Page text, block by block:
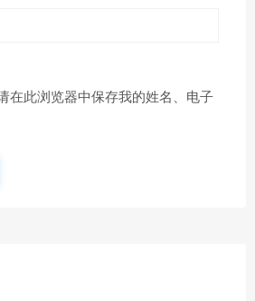
在此浏览器中保存我的姓名、电子